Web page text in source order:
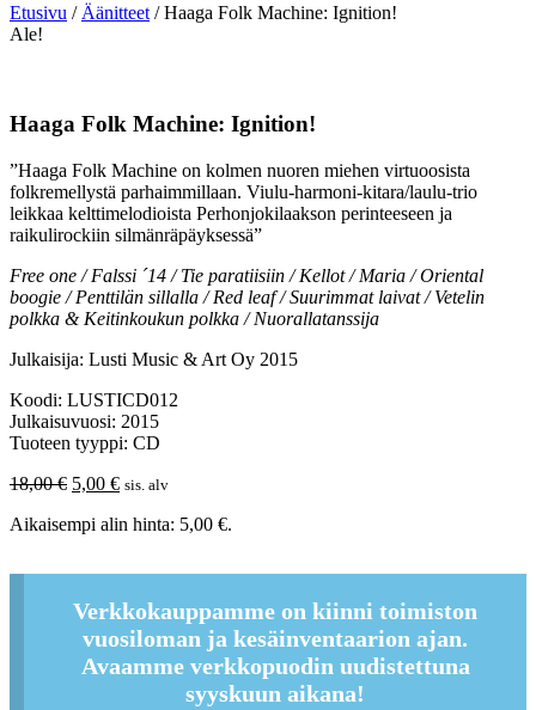
Etusivu / Äänitteet / Haaga Folk Machine: Ignition!
Ale!
Haaga Folk Machine: Ignition!
”Haaga Folk Machine on kolmen nuoren miehen virtuoosista
folkremellystä parhaimmillaan. Viulu-harmoni-kitara/laulu-trio
leikkaa kelttimelodioista Perhonjokilaakson perinteeseen ja
raikulirockiin silmänräpäyksessä”
Free one / Falssi ´14 / Tie paratiisiin / Kellot / Maria / Oriental
boogie / Penttilän sillalla / Red leaf / Suurimmat laivat / Vetelin
polkka & Keitinkoukun polkka / Nuorallatanssija
Julkaisija: Lusti Music & Art Oy 2015
Koodi: LUSTICD012
Julkaisuvuosi: 2015
Tuoteen tyyppi: CD
18,00€ Alkuperäinen
oli:
5,00 €Nykyinen
on:
sis. alv
Aikaisempi alin hinta: 5,00 €.
Verkkokauppamme on kiinni toimiston
vuosiloman ja kesäinventaarion ajan.
Avaamme verkkopuodin uudistettuna
syyskuun aikana!